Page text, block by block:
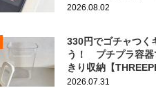
子抜け」「この曲聴
2026.08.02
330円でゴチャつく
う！ プチプラ容器
きり収納【
2026.07.31